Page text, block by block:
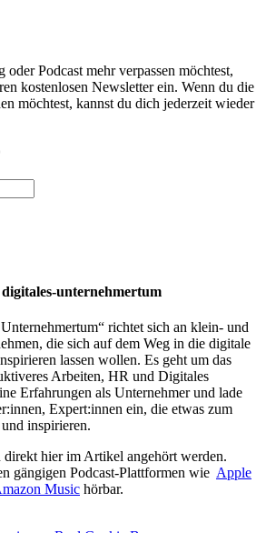
Podcast mehr verpassen möchtest,
kostenlosen Newsletter ein. Wenn du die
möchtest, kannst du dich jederzeit wieder
unternehmertum
richtet sich an klein- und
die sich auf dem Weg in die digitale
lassen wollen. Es geht um das
Arbeiten, HR und Digitales
Erfahrungen als Unternehmer und lade
Expert:innen ein, die etwas zum
inspirieren.
direkt hier im Artikel angehört werden.
gängigen Podcast-Plattformen wie Apple
Music hörbar.